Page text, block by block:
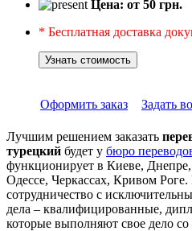
Цена: от 50 грн.
* Бесплатная доставка
Узнать стоимость
Оформить заказ Задать
Лучшим решением заказать
турецкий будет у бюро
функционирует в Киеве,
Одессе, Черкассах, Кривом
сотрудничество с
дела – квалифицированные,
которые выполняют свое дело со